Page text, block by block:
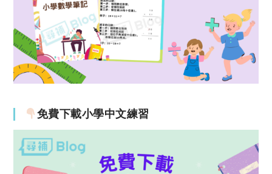
免費下載小學中文練習